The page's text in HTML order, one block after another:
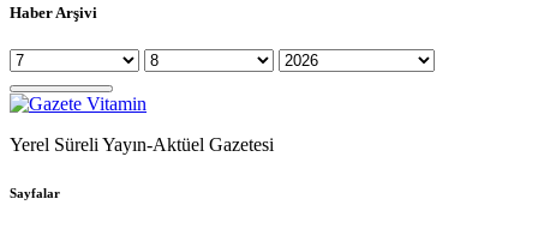
Haber Arşivi
Yerel Süreli Yayın-Aktüel Gazetesi
Sayfalar